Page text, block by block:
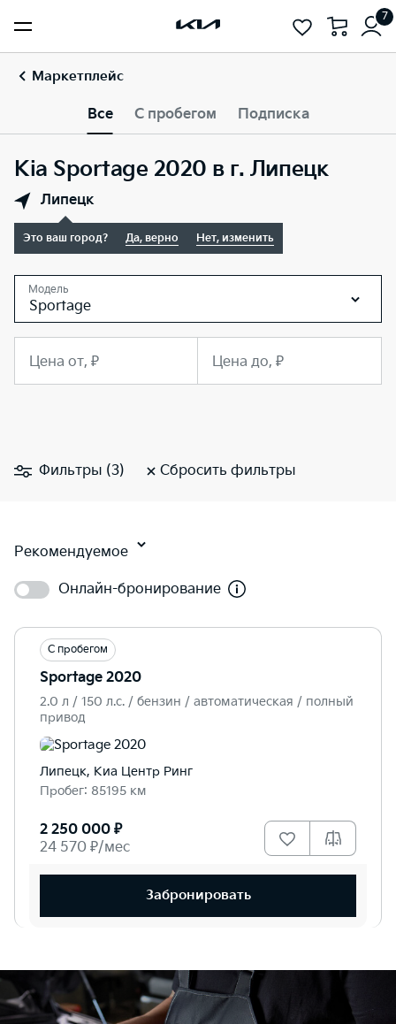
7
Маркетплейс
Все С пробегом Подписка
Kia Sportage 2020 в г. Липецк
Липецк
Это ваш город? Да, верно Нет, изменить
Модель
Sportage
Цена от, ₽ Цена до, ₽
Фильтры (3) Сбросить фильтры
Рекомендуемое
Онлайн-бронирование
С пробегом
Sportage 2020
2.0 л / 150 л.c. / бензин / автоматическая / полный
привод
Липецк, Киа Центр Ринг
Пробег: 85195 км
2 250 000 ₽
24 570 ₽/мес
Забронировать